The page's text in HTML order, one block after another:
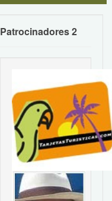
Patrocinadores 2